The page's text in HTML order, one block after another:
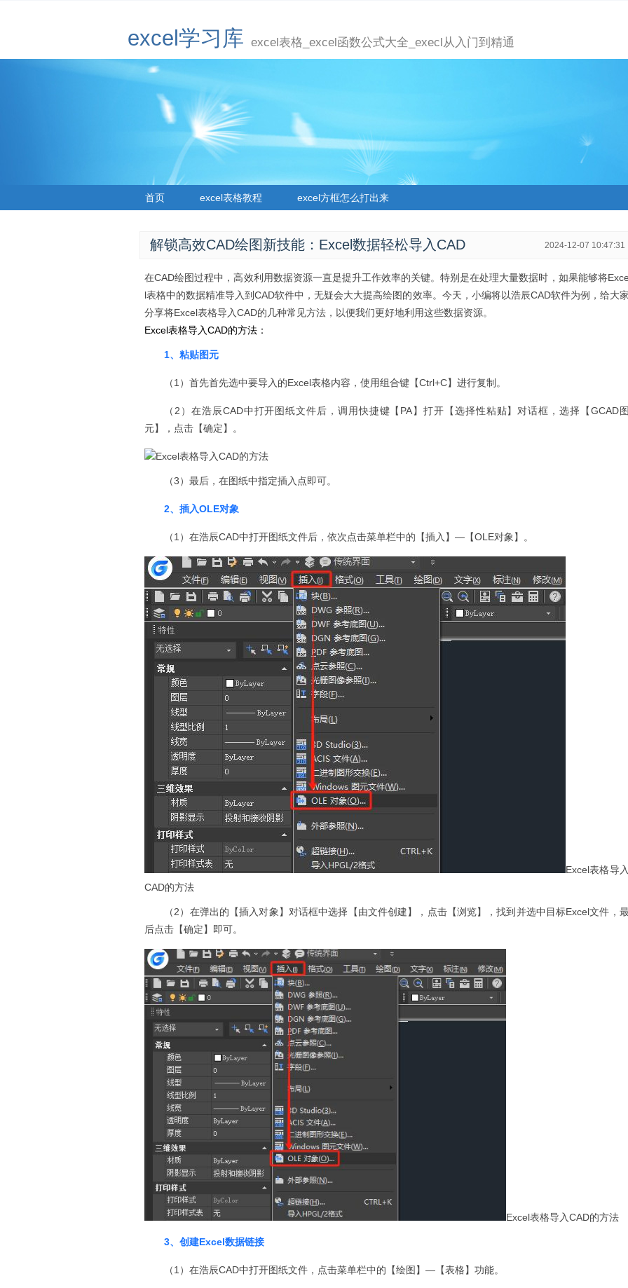
excel学习库 excel表格_excel函数公式大全_execl从入门到精通
首页 excel表格教程 excel方框怎么打出来
解锁高效CAD绘图新技能：Excel数据轻松导入CAD 2024-12-07 10:47:31
在CAD绘图过程中，高效利用数据资源一直是提升工作效率的关键。特别是在处理大量数据时，如果能够将
l表格中的数据精准导入到CAD软件中，无疑会大大提高绘图的效率。今天，小编将以浩辰CAD软件为例，给大
分享将Excel表格导入CAD的几种常见方法，以便我们更好地利用这些数据资源。
Excel表格导入CAD的方法：
1、粘贴图元
（1）首先首先选中要导入的Excel表格内容，使用组合键【Ctrl+C】进行复制。
（2）在浩辰CAD中打开图纸文件后，调用快捷键【PA】打开【选择性粘贴】对话框，选择【GCAD
元】，点击【确定】。
Excel表格导入CAD的方法
（3）最后，在图纸中指定插入点即可。
2、插入OLE对象
（1）在浩辰CAD中打开图纸文件后，依次点击菜单栏中的【插入】—【OLE对象】。
Excel表格导
CAD的方法
（2）在弹出的【插入对象】对话框中选择【由文件创建】，点击【浏览】，找到并选中目标Excel文件，
后点击【确定】即可。
Excel表格导入CAD的方法
3、创建Excel数据链接
（1）在浩辰CAD中打开图纸文件，点击菜单栏中的【绘图】—【表格】功能。